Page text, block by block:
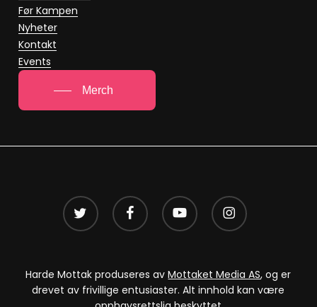
Før Kampen
Nyheter
Kontakt
Events
Merch
twitter facebook youtube instagram
Harde Mottak produseres avMottaket Media AS, og er
drevet av frivillige entusiaster. Alt innhold kan være